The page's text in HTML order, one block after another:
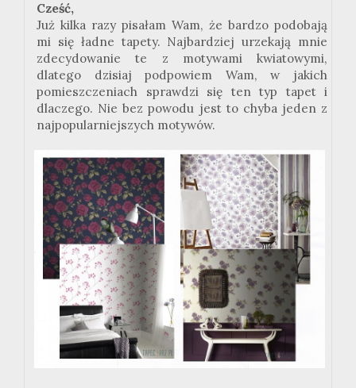
Cześć,
Już kilka razy pisałam Wam, że bardzo podobają
mi się ładne tapety. Najbardziej urzekają mnie
zdecydowanie te z motywami kwiatowymi,
dlatego dzisiaj podpowiem Wam, w jakich
pomieszczeniach sprawdzi się ten typ tapet i
dlaczego. Nie bez powodu jest to chyba jeden z
najpopularniejszych motywów.